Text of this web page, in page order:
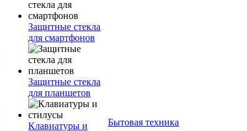
Защитные стекла
для смартфонов
Защитные стекла
для планшетов
Клавиатуры и
Бытовая техника